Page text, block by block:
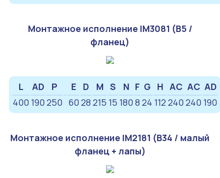
Монтажное исполнение IM3081 (B5 /
фланец)
L AD P E D M S N F G H AC AC AD
400 190 250 60 28 215 15 180 8 24 112 240 240 190
Монтажное исполнение IM2181 (B34 / малый
фланец + лапы)